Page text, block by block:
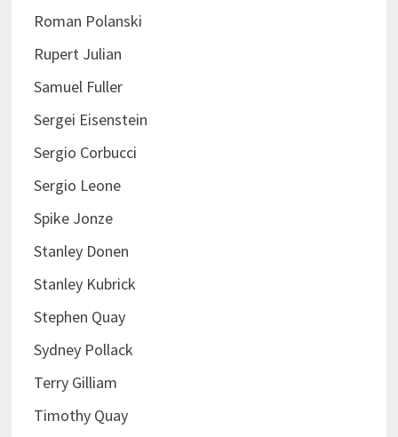
Roman Polanski
Rupert Julian
Samuel Fuller
Sergei Eisenstein
Sergio Corbucci
Sergio Leone
Spike Jonze
Stanley Donen
Stanley Kubrick
Stephen Quay
Sydney Pollack
Terry Gilliam
Timothy Quay